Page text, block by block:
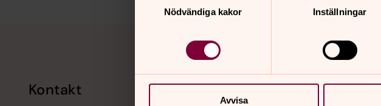
Nödvändiga kakor
Inställningar
Avvisa
Kontakt Kalender